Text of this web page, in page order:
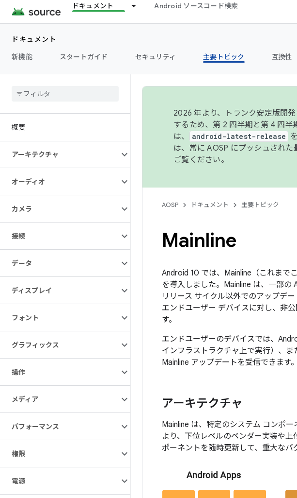
ドキュメント Android ソースコード検索
ドキュメント
新機能
スタートガイド セキュリティ 主要トピック 互換性
概要
アーキテクチャ
オーディオ
カメラ
接続
データ
ディスプレイ
フォント
グラフィックス
操作
メディア
パフォーマンス
権限
電源
2026 年より、トランク安定版開
するため、第 2 四半期と第 4 四半
は、
android-latest-release
は、常に AOSP にプッシュされた
ご覧ください。
AOSP ドキュメント 主要トピック
Mainline
Android 10 では、Mainline（これまで
を導入しました。Mainline は、一部
リリース サイクル以外でのアップデ
エンドユーザー デバイスに対し、非
す。
エンドユーザーのデバイスでは、
インフラストラクチャ上で実行）、ま
Mainline アップデートを受信できます。
アーキテクチャ
Mainline は、特定のシステム コンポー
より、下位レベルのベンダー実装や
ポーネントを随時更新して、重大なバ